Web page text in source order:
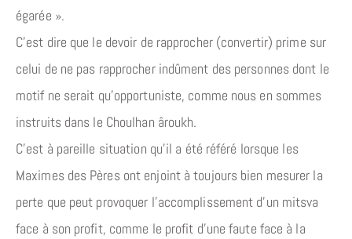
égarée ».
C’est dire que le devoir de rapprocher (convertir) prime sur
celui de ne pas rapprocher indûment des personnes dont le
motif ne serait qu’opportuniste, comme nous en sommes
instruits dans le Choulhan âroukh.
C’est à pareille situation qu’il a été référé lorsque les
Maximes des Pères ont enjoint à toujours bien mesurer la
perte que peut provoquer l’accomplissement d’un mitsva
face à son profit, comme le profit d’une faute face à la